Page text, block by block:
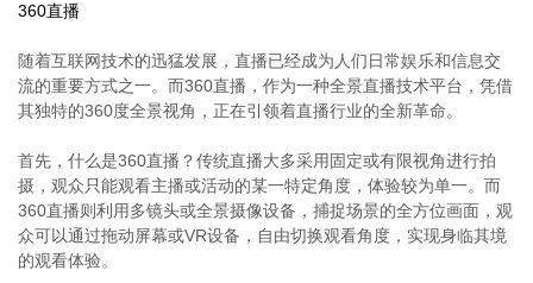
360直播
随着互联网技术的迅猛发展，直播已经成为人们日常娱乐和信息交
流的重要方式之一。而360直播，作为一种全景直播技术平台，凭借
其独特的360度全景视角，正在引领着直播行业的全新革命。
首先，什么是360直播？传统直播大多采用固定或有限视角进行拍
摄，观众只能观看主播或活动的某一特定角度，体验较为单一。而
360直播则利用多镜头或全景摄像设备，捕捉场景的全方位画面，观
众可以通过拖动屏幕或VR设备，自由切换观看角度，实现身临其境
的观看体验。